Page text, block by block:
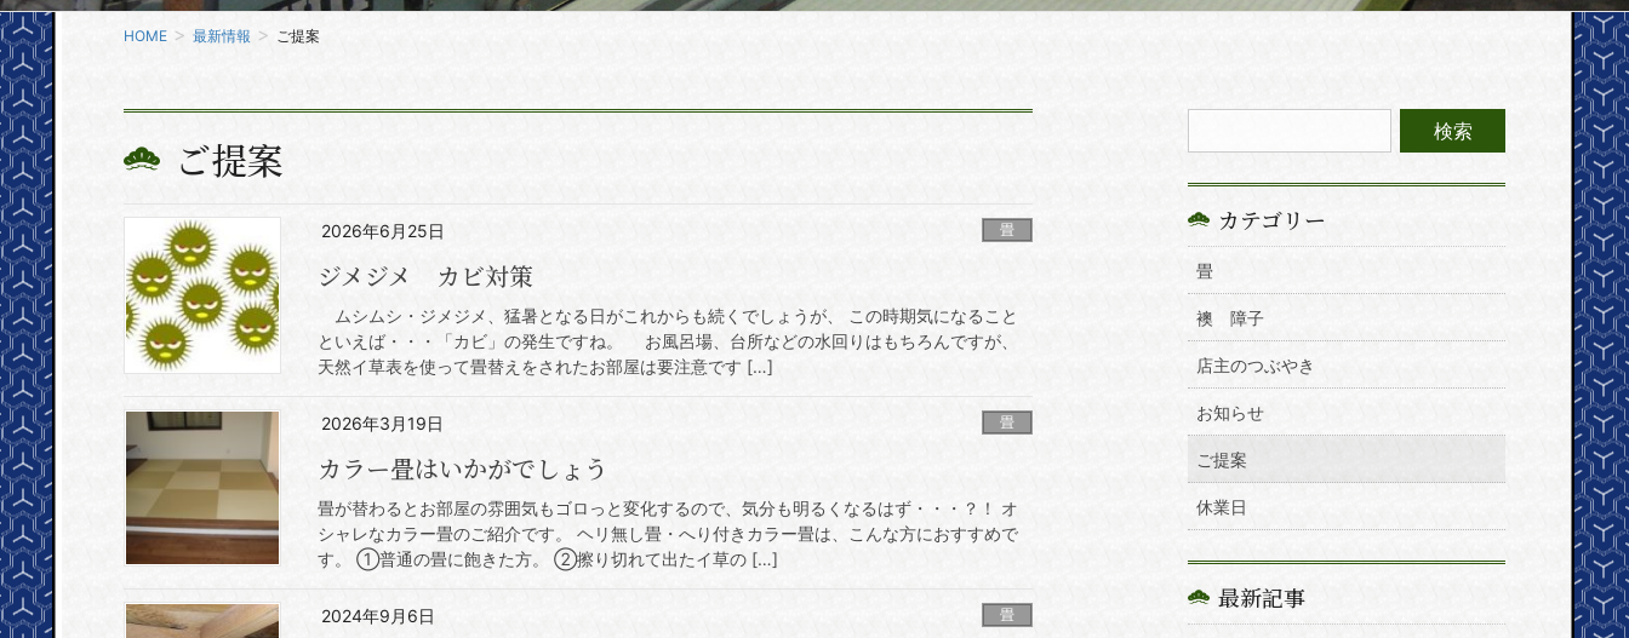
HOME 最新情報 ご提案
ご提案
2026年6月25日 畳
ジメジメ カビ対策
ムシムシ・ジメジメ、猛暑となる日がこれからも続くでしょうが、 この時期気になること
といえば・・・「カビ」の発生ですね。 お風呂場、台所などの水回りはもちろんですが、
天然イ草表を使って畳替えをされたお部屋は要注意です […]
2026年3月19日 畳
カラー畳はいかがでしょう
畳が替わるとお部屋の雰囲気もゴロっと変化するので、気分も明るくなるはず・・・？！ オ
シャレなカラー畳のご紹介です。 ヘリ無し畳・へり付きカラー畳は、こんな方におすすめで
す。 ①普通の畳に飽きた方。 ②擦り切れて出たイ草の […]
2024年9月6日 畳
カテゴリー
畳
襖 障子
店主のつぶやき
お知らせ
ご提案
休業日
最新記事